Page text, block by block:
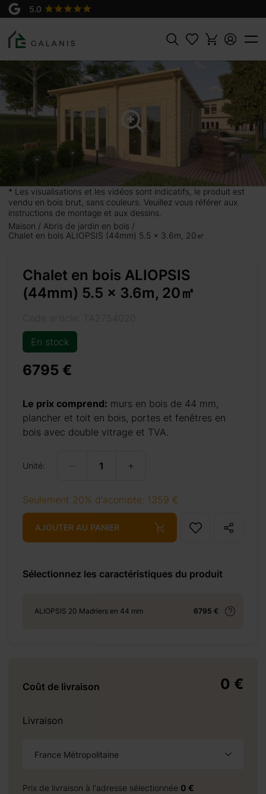
Rechercher
* Les visualisations et les vidéos sont indicatifs, le produit est
vendu en bois brut, sans couleurs. Veuillez vous référer aux
instructions de montage et aux dessins.
Maison
Abris de jardin en bois
Chalet en bois ALIOPSIS (44mm) 5.5 x 3.6m, 20㎡
Chalet en bois ALIOPSIS
(44mm) 5.5 x 3.6m, 20㎡
En stock
6795 €
Le prix comprend: murs en bois de 44 mm,
plancher et toit en bois, portes et fenêtres en
bois avec double vitrage et TVA.
Unité:
Seulement 20% d'acompte: 1359 €
AJOUTER AU PANIER
Sélectionnez les caractéristiques du produit
ALIOPSIS 20 Madriers en 44 mm 6795 €
Coût de livraison 0 €
Livraison
France Métropolitaine
Prix de livraison à l'adresse sélectionnée 0 €
Produit:
ALIOPSIS 20 Madriers en 44 mm
6795 €
20
à
et
vous
table
jetez
+ 69 €